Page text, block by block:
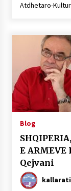
Atdhetaro-
Blog
E
Qejvani
kallarati